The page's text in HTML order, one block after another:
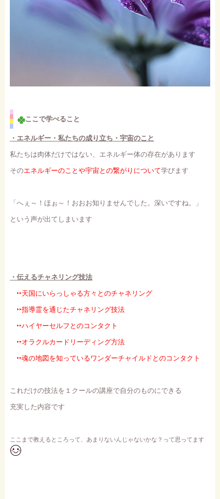
ここで学べること
・エネルギー・私たちの成り立ち・宇宙のこと
私たちは肉体だけではない、エネルギー体の存在があります
そのエネルギーのことや宇宙との繋がりについて学びます
「へぇ～！ほぉ～！おおお知りませんでした。深いですね。」
という声が出てしまいます
・伝えるチャネリング技法
‣‣天国にいらっしゃる方々とのチャネリング
‣‣指導霊を通じたチャネリング技法
‣‣ハイヤーセルフとのコンタクト
‣‣オラクルカードリーディング方法
‣‣魂の地図を知っているワンダーチャイルドとのコンタクト
これだけの技法を１クールの講座で自分のものにできる
充実した内容です
ここまで教えるところって、あまりないんじゃないかな？って思ってます